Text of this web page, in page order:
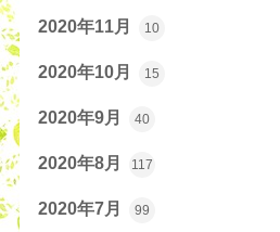
2020年11月 10
2020年10月 15
2020年9月 40
2020年8月 117
2020年7月 99